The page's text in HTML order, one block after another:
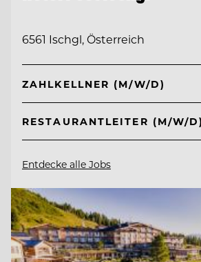
6561 Ischgl, Österreich
ZAHLKELLNER (M/W/D)
RESTAURANTLEITER (M/W/D)
Entdecke alle Jobs